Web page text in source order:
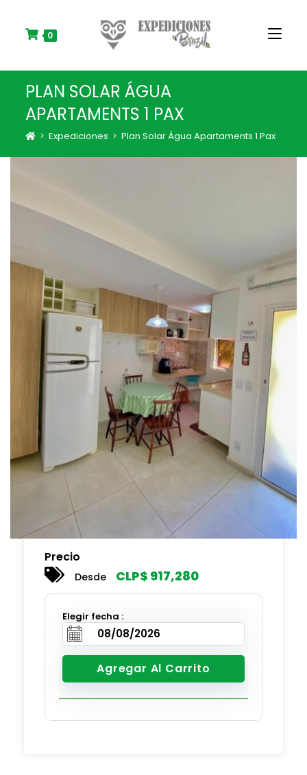
0
PLAN SOLAR ÁGUA
APARTAMENTS 1 PAX
> Expediciones > Plan Solar Água Apartaments 1 Pax
Precio
Desde CLP$ 917,280
Elegir fecha :
Agregar Al Carrito